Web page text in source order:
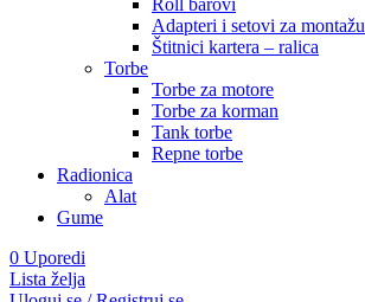
Adapteri i setovi za montažu
Štitnici kartera – ralica
Torbe
Torbe za motore
Torbe za korman
Tank torbe
Repne torbe
Radionica
Alat
Gume
0 Uporedi
Lista želja